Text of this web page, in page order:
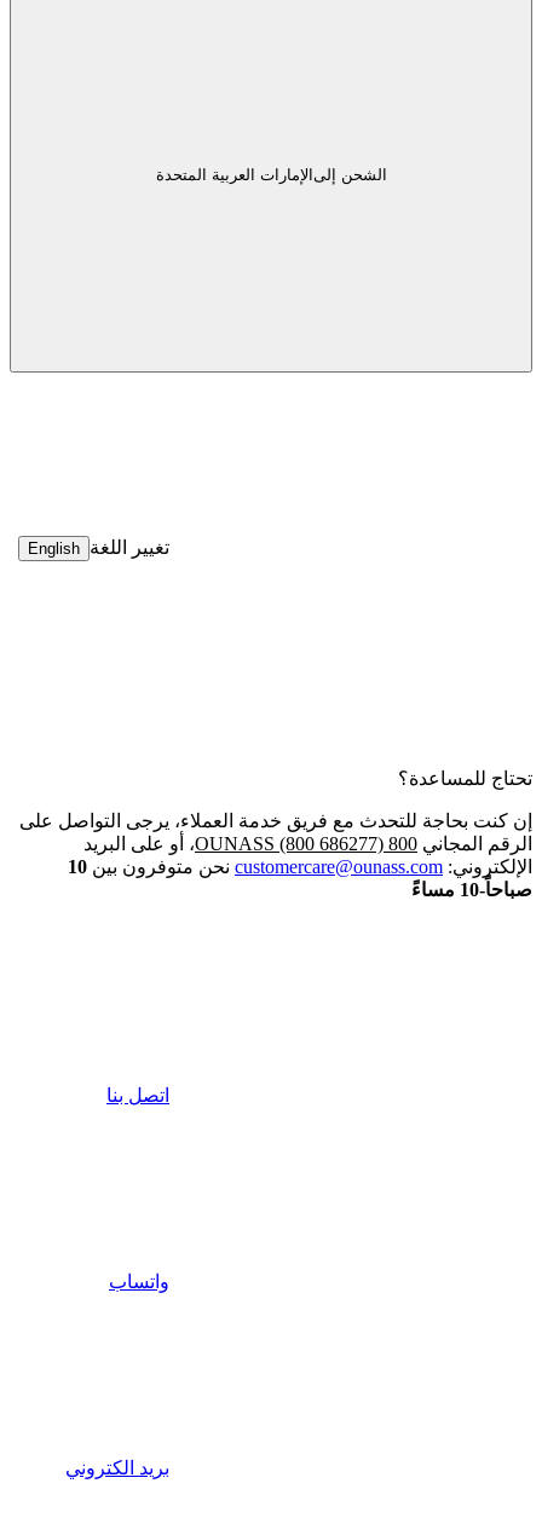
الشحن إلىالإمارات العربية المتحدة
تغيير اللغة English
تحتاج للمساعدة؟
إن كنت بحاجة للتحدث مع فريق خدمة العملاء، يرجى التواصل على
الرقم المجاني 800 OUNASS (800 686277)
، أو على البريد
الإلكتروني: customercare@ounass.com نحن متوفرون بين 10
صباحاً-10 مساءً
اتصل بنا
واتساب
بريد الكتروني